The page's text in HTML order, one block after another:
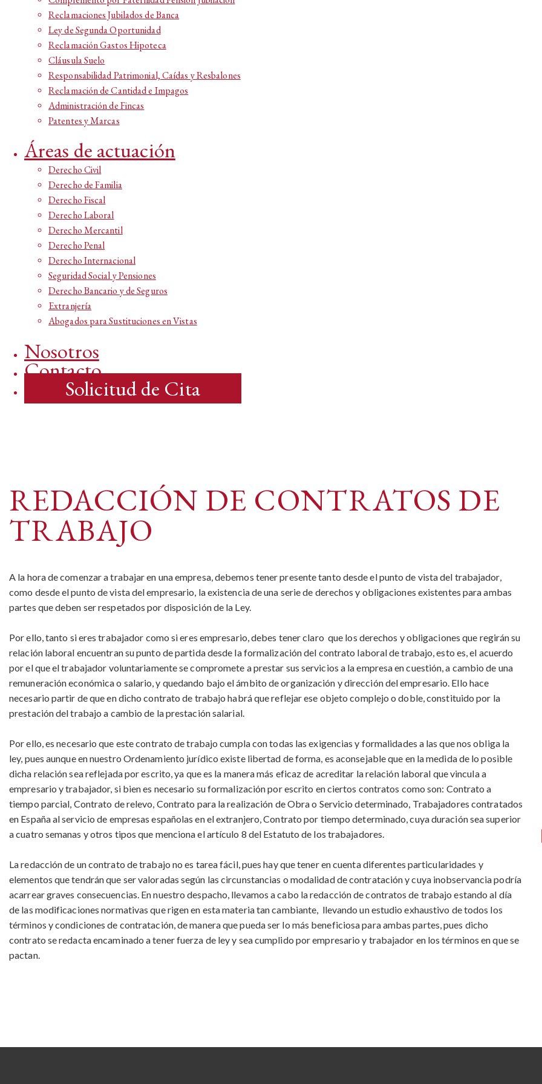
Reclamaciones Jubilados de Banca
Ley de Segunda Oportunidad
Reclamación Gastos Hipoteca
Cláusula Suelo
Responsabilidad Patrimonial, Caídas y Resbalones
Reclamación de Cantidad e Impagos
Administración de Fincas
Patentes y Marcas
Áreas de actuación
Derecho Civil
Derecho de Familia
Derecho Fiscal
Derecho Laboral
Derecho Mercantil
Derecho Penal
Derecho Internacional
Seguridad Social y Pensiones
Derecho Bancario y de Seguros
Extranjería
Abogados para Sustituciones en Vistas
Nosotros
Contacto
Solicitud de Cita
REDACCIÓN DE CONTRATOS DE
TRABAJO
A la hora de comenzar a trabajar en una empresa, debemos tener presente tanto desde el punto de vista del trabajador,
como desde el punto de vista del empresario, la existencia de una serie de derechos y obligaciones existentes para ambas
partes que deben ser respetados por disposición de la Ley.
Por ello, tanto si eres trabajador como si eres empresario, debes tener claro que los derechos y obligaciones que regirán su
relación laboral encuentran su punto de partida desde la formalización del contrato laboral de trabajo, esto es, el acuerdo
por el que el trabajador voluntariamente se compromete a prestar sus servicios a la empresa en cuestión, a cambio de una
remuneración económica o salario, y quedando bajo el ámbito de organización y dirección del empresario. Ello hace
necesario partir de que en dicho contrato de trabajo habrá que reflejar ese objeto complejo o doble, constituido por la
prestación del trabajo a cambio de la prestación salarial.
Por ello,es necesario que este contrato de trabajo cumpla con todas las exigencias y formalidades a las que nos obliga la
ley, pues aunque en nuestro Ordenamiento jurídico existe libertad de forma, es aconsejable que en la medida de lo posible
dicha relación sea reflejada por escrito, ya que es la manera más eficaz de acreditar la relación laboral que vincula a
empresario y trabajador, si bien es necesario su formalización por escrito en ciertos contratos como son: Contrato a
tiempo parcial, Contrato de relevo, Contrato para la realización de Obra o Servicio determinado, Trabajadores contratados
en España al servicio de empresas españolas en el extranjero, Contrato por tiempo determinado, cuya duración sea superior
a cuatro semanas y otros tipos que menciona el artículo 8 del Estatuto de los trabajadores.
La redacción de un contrato de trabajo no es tarea fácil, pues hay que tener en cuenta diferentes particularidades y
elementos que tendrán que ser valoradas según las circunstancias o modalidad de contratación y cuya inobservancia podría
acarrear graves consecuencias. En nuestro despacho, llevamos a cabo la redacción de contratos de trabajo estando al día
de las modificaciones normativas que rigen en esta materia tan cambiante, llevando un estudio exhaustivo de todos los
términos y condiciones de contratación, de manera que pueda ser lo más beneficiosa para ambas partes, pues dicho
contrato se redacta encaminado a tener fuerza de ley y sea cumplido por empresario y trabajador en los términos en que se
pactan.